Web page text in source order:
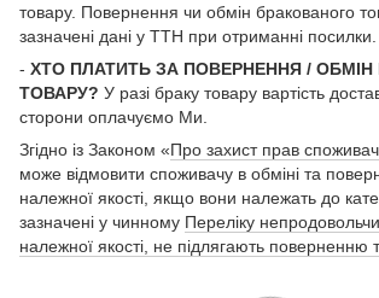
товару. Повернення чи обмін бракованого
зазначені дані у ТТН при отриманні посилки.
- ХТО ПЛАТИТЬ ЗА ПОВЕРНЕННЯ /
ТОВАРУ? У разі браку товару вартість
сторони оплачуємо Ми.
Згідно із Законом «Про захист прав
може відмовити споживачу в обміні та
належної якості, якщо вони належать до
зазначені у чинному Переліку
належної якості, не підлягають поверненню